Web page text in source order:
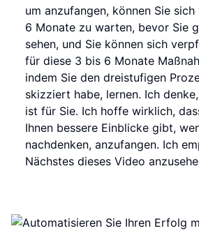
um anzufangen, können Sie
6 Monate zu warten, bevor Sie
sehen, und Sie können sich
für diese 3 bis 6 Monate
indem Sie den dreistufigen
skizziert habe, lernen. Ich
ist für Sie. Ich hoffe wirklich,
Ihnen bessere Einblicke gibt,
nachdenken, anzufangen. Ich
Nächstes dieses Video